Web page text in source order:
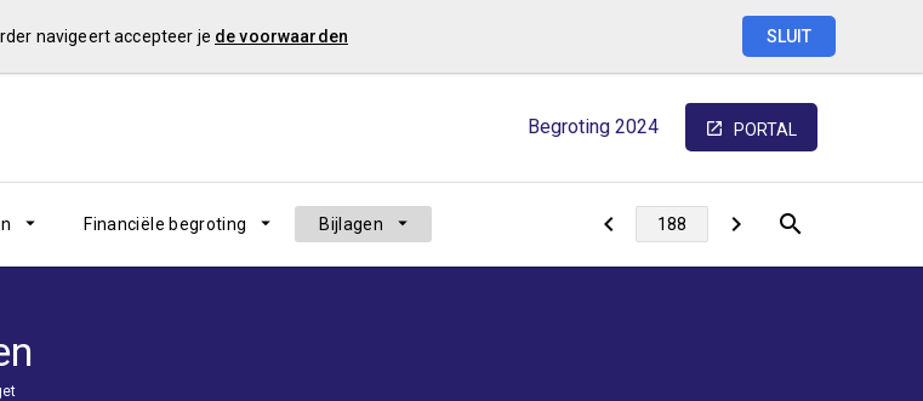
navigeert accepteer je de voorwaarden SLUIT
Begroting 2024 PORTAL
Financiële begroting Bijlagen